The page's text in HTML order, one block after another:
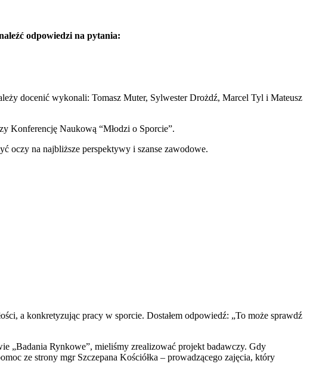
odpowiedzi na pytania:
docenić wykonali: Tomasz Muter, Sylwester Drożdź, Marcel Tyl i Mateusz
Konferencję Naukową “Młodzi o Sporcie”.
oczy na najbliższe perspektywy i szanse zawodowe.
a konkretyzując pracy w sporcie. Dostałem odpowiedź: „To może sprawdź
„Badania Rynkowe”, mieliśmy zrealizować projekt badawczy. Gdy
ze strony mgr Szczepana Kościółka – prowadzącego zajęcia, który